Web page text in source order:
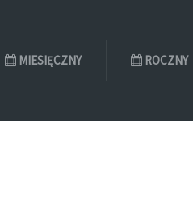
MIESIĘCZNY ROCZNY